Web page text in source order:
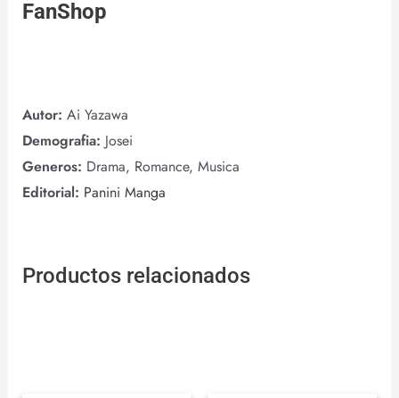
FanShop
Autor: Ai Yazawa
Demografia: Josei
Generos: Drama, Romance, Musica
Editorial: Panini Manga
Productos relacionados